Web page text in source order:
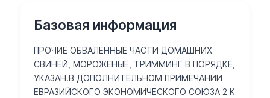
Базовая информация
ПРОЧИЕ ОБВАЛЕННЫЕ ЧАСТИ ДОМАШНИХ
СВИНЕЙ, МОРОЖЕНЫЕ, ТРИММИНГ В ПОРЯДКЕ,
УКАЗАН.В ДОПОЛНИТЕЛЬНОМ ПРИМЕЧАНИИ
ЕВРАЗИЙСКОГО ЭКОНОМИЧЕСКОГО СОЮЗА 2 К